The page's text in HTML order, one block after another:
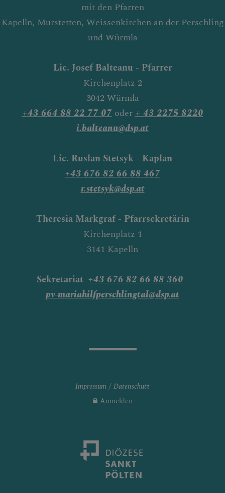
mit den Pfarren
Kapelln, Murstetten, Weissenkirchen an der Perschling
und Würmla
Lic. Josef Balteanu - Pfarrer
Kirchenplatz 2
3042 Würmla
+43 664 88 22 77 07oder+ 43 2275 8220
i.balteanu@dsp.at
Lic. Ruslan Stetsyk - Kaplan
+43 676 82 66 88 467
r.stetsyk@dsp.at
Theresia Markgraf - Pfarrsekretärin
Kirchenplatz 1
3141 Kapelln
Sekretariat +43 676 82 66 88 360
pv-mariahilfperschlingtal@dsp.at
Impressum
Datenschutz
Anmelden